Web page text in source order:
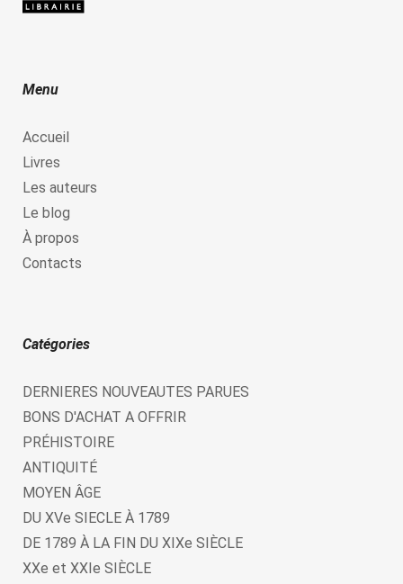
Menu
Accueil
Livres
Les auteurs
Le blog
À propos
Contacts
Catégories
DERNIERES NOUVEAUTES PARUES
BONS D'ACHAT A OFFRIR
PRÉHISTOIRE
ANTIQUITÉ
MOYEN ÂGE
DU XVe SIECLE À 1789
DE 1789 À LA FIN DU XIXe SIÈCLE
XXe et XXIe SIÈCLE